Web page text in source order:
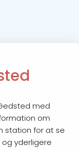
med
om
station for at se
yderligere